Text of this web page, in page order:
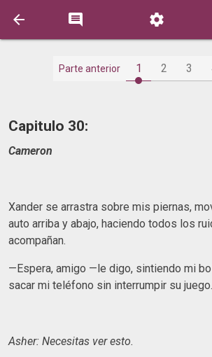
  
Parte anterior 1 2 3
Capitulo 30:
Cameron
Xander se arrastra sobre mis piernas,
auto arriba y abajo, haciendo todos los
acompañan.
—Espera, amigo —le digo, sintiendo mi
sacar mi teléfono sin interrumpir su juego.
Asher: Necesitas ver esto.